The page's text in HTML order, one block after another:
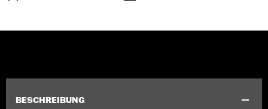
BESCHREIBUNG